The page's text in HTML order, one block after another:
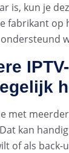
is, kun je
fabrikant op
IPTV-
met
kan
of als back-